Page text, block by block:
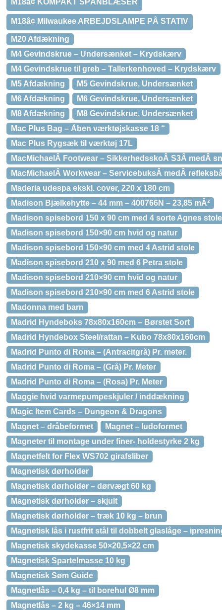
M18â¢ KOMPAKT SPÅNBLÆSER
M18â¢ Milwaukee ARBEJDSLAMPE PÅ STATIV
M20 Afdækning
M4 Gevindskrue – Undersænket – Krydskærv
M4 Gevindskrue til greb – Tallerkenhoved – Krydskærv
M5 Afdækning
M5 Gevindskrue, Undersænket
M6 Afdækning
M6 Gevindskrue, Undersænket
M8 Afdækning
M8 Gevindskrue, Undersænket
Mac Plus Bag – Åben værktøjskasse 18 “
Mac Plus Rygsæk til værktøj 17L
MacMichaelÂ Footwear – SikkerhedsskoÂ S3Â medÂ
MacMichaelÂ Workwear – ServicebuksÂ medÂ
Maderia udespa ekskl. cover, 220 x 180 cm
Madison Bjælkehytte – 44 mm – 400766N – 23,85 mÂ²
Madison spisebord 150 x 90 cm med 4 sorte Agnes stole
Madison spisebord 150×90 cm hvid og natur
Madison spisebord 150×90 cm med 4 Astrid stole
Madison spisebord 210 x 90 med 6 Petra stole
Madison spisebord 210×90 cm hvid og natur
Madison spisebord 210×90 cm med 6 Astrid stole
Madonna med barn
Madrid Hyndeboks 78x80x160cm – Børstet Sort
Madrid Hyndebox Steel/rattan – Kubo 78x80x160cm
Madrid Punto di Roma – (Antracitgrå) Pr. meter.
Madrid Punto di Roma – (Grå) Pr. Meter
Madrid Punto di Roma – (Rosa) Pr. Meter
Maggie hvid varmepumpeskjuler / inddækning
Magic Item Cards – Dungeon & Dragons
Magnet – dråbeformet
Magnet – ludoformet
Magneter til montage under finer- holdestyrke 2 kg
Magnetfelt for Flex WS702 girafsliber
Magnetisk dørholder
Magnetisk dørholder – dørvægt 60 kg
Magnetisk dørholder – skjult
Magnetisk dørholder – træk 10 kg – brun
Magnetisk lås i rustfrit stål til dobbelt glaslåge –
Magnetisk skydekasse 50×20,5×22 cm
Magnetisk Spartelmasse 10 kg
Magnetisk Søm Guide
Magnetlås – 0,4 kg – til borehul Ø8 mm
Magnetlås – 2 kg – 46×14 mm